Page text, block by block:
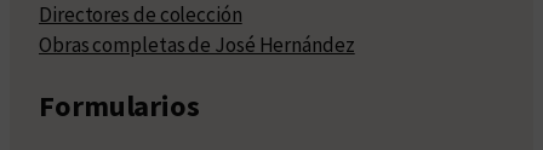
Directores de colección
Obras completas de José Hernández
Formularios